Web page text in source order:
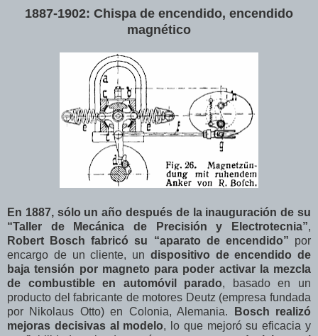
1887-1902: Chispa de encendido, encendido
magnético
En 1887, sólo un año después de la inauguración de su
“Taller de Mecánica de Precisión y Electrotecnia”,
Robert Bosch fabricó su “aparato de encendido” por
encargo de un cliente, un dispositivo de encendido de
baja tensión por magneto para poder activar la mezcla
de combustible en automóvil parado, basado en un
producto del fabricante de motores Deutz (empresa fundada
por Nikolaus Otto) en Colonia, Alemania. Bosch realizó
mejoras decisivas al modelo, lo que mejoró su eficacia y